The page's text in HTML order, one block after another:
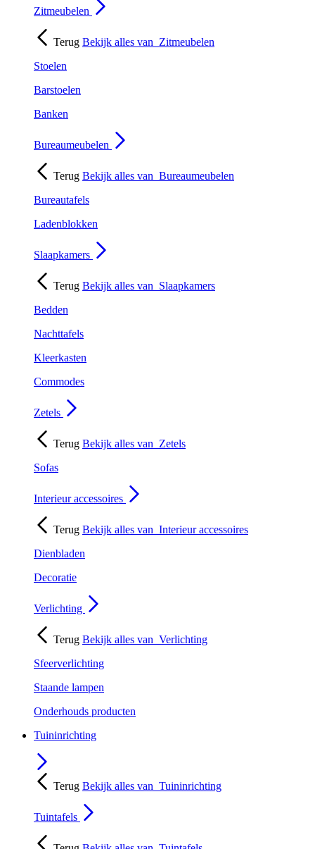
Zitmeubelen
Terug Bekijk alles van Zitmeubelen
Stoelen
Barstoelen
Banken
Bureaumeubelen
Terug Bekijk alles van Bureaumeubelen
Bureautafels
Ladenblokken
Slaapkamers
Terug Bekijk alles van Slaapkamers
Bedden
Nachttafels
Kleerkasten
Commodes
Zetels
Terug Bekijk alles van Zetels
Sofas
Interieur accessoires
Terug Bekijk alles van Interieur accessoires
Dienbladen
Decoratie
Verlichting
Terug Bekijk alles van Verlichting
Sfeerverlichting
Staande lampen
Onderhouds producten
Tuininrichting
Terug Bekijk alles van Tuininrichting
Tuintafels